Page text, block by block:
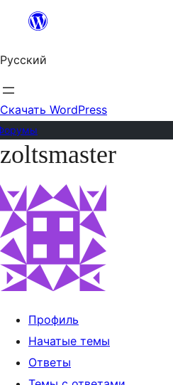
Перейти
содержимому
Русский
Скачать WordPress
Перейти
содержимому
zoltsmaster
Профиль
Начатые темы
Ответы